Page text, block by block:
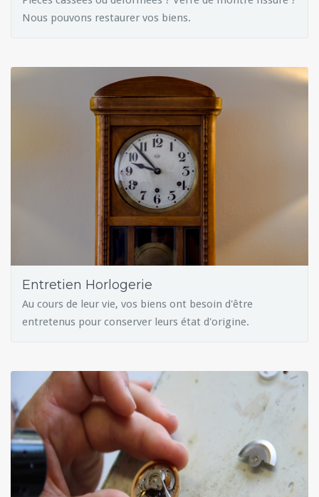
Nous pouvons restaurer vos biens.
Entretien Horlogerie
Au cours de leur vie, vos biens ont besoin d'être
entretenus pour conserver leurs état d'origine.